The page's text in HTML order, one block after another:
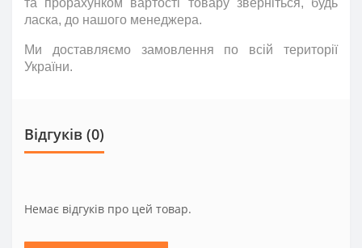
ласка, до нашого менеджера.
Ми доставляємо замовлення по всій території
України.
Відгуків (0)
Немає відгуків про цей товар.